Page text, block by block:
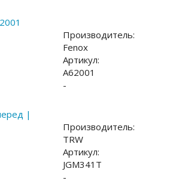
Производитель:
Fenox
Артикул:
A62001
-
|
Производитель:
TRW
Артикул:
JGM341T
-